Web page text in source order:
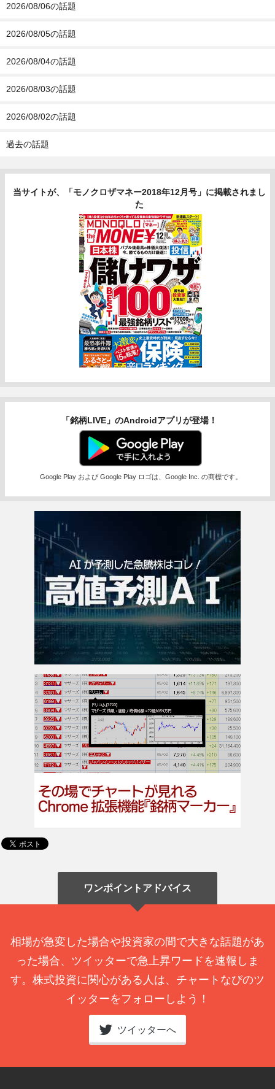
2026/08/06の話題
2026/08/05の話題
2026/08/04の話題
2026/08/03の話題
2026/08/02の話題
過去の話題
当サイトが、「モノクロザマネー2018年12月号」に掲載されまし
た
「銘柄LIVE」のAndroidアプリが登場！
Google Play および Google Play ロゴは、Google Inc. の商標です。
ワンポイントアドバイス
相場が急変した場合や投資家の間で大きな話題があ
った場合、ツイッターで急上昇ワードを速報しま
す。株式投資に関心がある人は、チャートなびのツ
イッターをフォローしよう！
ツイッターへ